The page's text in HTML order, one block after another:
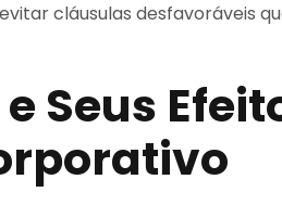
cláusulas desfavoráveis
Seus